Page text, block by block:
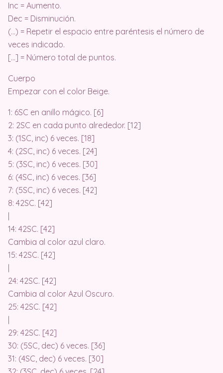
Inc = Aumento.
Dec = Disminución.
(…) = Repetir el espacio entre paréntesis el número de
veces indicado.
[…] = Número total de puntos.
Cuerpo
Empezar con el color Beige.
1: 6SC en anillo mágico. [6]
2: 2SC en cada punto alrededor. [12]
3: (1SC, inc) 6 veces. [18]
4: (2SC, inc) 6 veces. [24]
5: (3SC, inc) 6 veces. [30]
6: (4SC, inc) 6 veces. [36]
7: (5SC, inc) 6 veces. [42]
8: 42SC. [42]
14: 42SC. [42]
Cambia al color azul claro.
15: 42SC. [42]
24: 42SC. [42]
Cambia al color Azul Oscuro.
25: 42SC. [42]
29: 42SC. [42]
30: (5SC, dec) 6 veces. [36]
31: (4SC, dec) 6 veces. [30]